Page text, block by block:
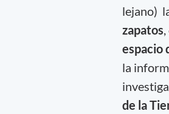
lejano)
zapatos
espacio
la
de la